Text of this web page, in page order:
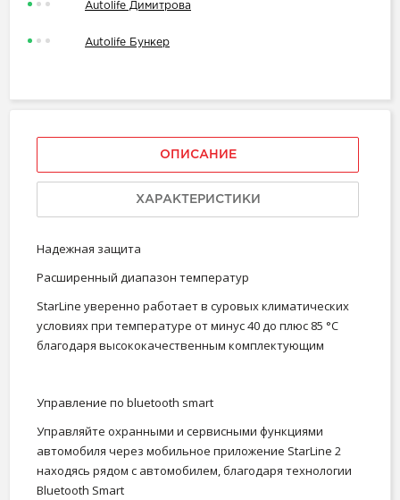
Autolife Димитрова
Autolife Бункер
ОПИСАНИЕ
ХАРАКТЕРИСТИКИ
Надежная защита
Расширенный диапазон температур
StarLine уверенно работает в суровых климатических
условиях при температуре от минус 40 до плюс 85 °С
благодаря высококачественным комплектующим
Управление по bluetooth smart
Управляйте охранными и сервисными функциями
автомобиля через мобильное приложение StarLine 2
находясь рядом с автомобилем, благодаря технологии
Bluetooth Smart